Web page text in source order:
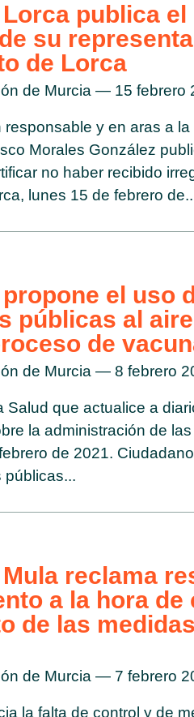
publica
su
de Lorca
de Murcia — 15 febrero
y en aras a
Morales González
no haber recibido
lunes 15 de febrero
el uso
públicas al
de
de Murcia — 8 febrero
Salud que actualice a
la administración de
de 2021.
públicas...
reclama
a la hora de
de las
de Murcia — 7 febrero
la falta de control y de